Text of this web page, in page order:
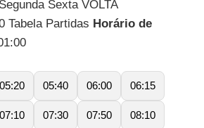
Sexta VOLTA
Tabela Partidas Horário de
05:20 05:40 06:00 06:15
07:10 07:30 07:50 08:10